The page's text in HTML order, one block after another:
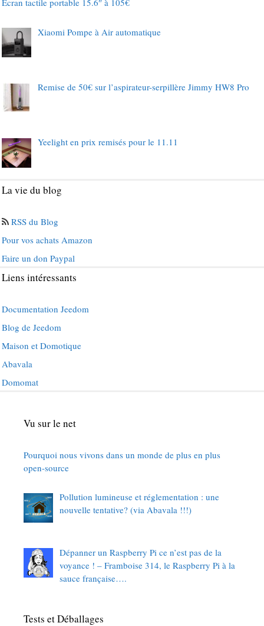
Ecran tactile portable 15.6″ à 105€
Xiaomi Pompe à Air automatique
Remise de 50€ sur l’aspirateur-serpillère Jimmy HW8 Pro
Yeelight en prix remisés pour le 11.11
La vie du blog
RSS du Blog
Pour vos achats Amazon
Faire un don Paypal
Liens intéressants
Documentation Jeedom
Blog de Jeedom
Maison et Domotique
Abavala
Domomat
Vu sur le net
Pourquoi nous vivons dans un monde de plus en plus
open-source
Pollution lumineuse et réglementation : une
nouvelle tentative? (via Abavala !!!)
Dépanner un Raspberry Pi ce n’est pas de la
voyance ! – Framboise 314, le Raspberry Pi à la
sauce française….
Tests et Déballages